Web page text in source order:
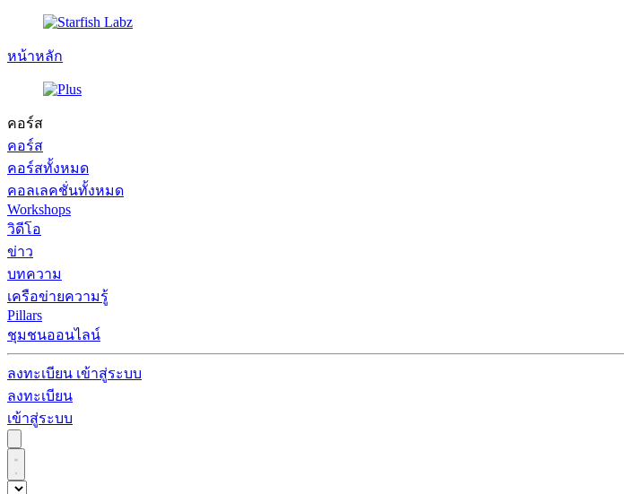
หน้าหลัก
คอร์ส
คอร์ส
คอร์สทั้งหมด
คอลเลคชั่นทั้งหมด
Workshops
วิดีโอ
ข่าว
บทความ
เครือข่ายความรู้
Pillars
ชุมชนออนไลน์
ลงทะเบียน เข้าสู่ระบบ
ลงทะเบียน
เข้าสู่ระบบ